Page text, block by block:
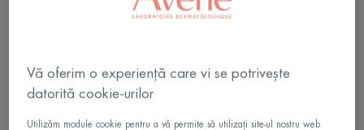
Formulată cu TriAsorB™, un nou filtru solar
brevetat, cu protecție optimă și respect mai mare
Vă oferim o experiență care vi se potrivește
datorită cookie-urilor
Utilizăm module cookie pentru a vă permite să utilizați site-ul nostru web